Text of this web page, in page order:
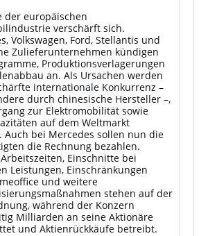
der europäischen
verschärft sich.
Volkswagen, Ford, Stellantis und
Zulieferunternehmen kündigen
Produktionsverlagerungen
an. Als Ursachen werden
internationale Konkurrenz –
durch chinesische Hersteller –,
zur Elektromobilität sowie
auf dem Weltmarkt
Auch bei Mercedes sollen nun die
die Rechnung bezahlen.
Einschnitte bei
Leistungen, Einschränkungen
und weitere
stehen auf der
während der Konzern
Milliarden an seine Aktionäre
und Aktienrückkäufe betreibt.